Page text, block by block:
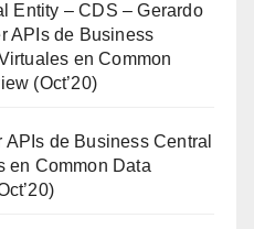
Entity – CDS – Gerardo
APIs de Business
en Common
(Oct’20)
APIs de Business Central
en Common Data